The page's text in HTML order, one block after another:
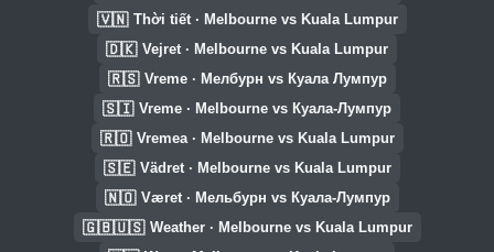
🇻🇳 Thời tiết · Melbourne vs Kuala Lumpur
🇩🇰 Vejret · Melbourne vs Kuala Lumpur
🇷🇸 Vreme · Мелбурн vs Куала Лумпур
🇸🇮 Vreme · Melbourne vs Куала-Лумпур
🇷🇴 Vremea · Melbourne vs Kuala Lumpur
🇸🇪 Vädret · Melbourne vs Kuala Lumpur
🇳🇴 Været · Мельбурн vs Куала-Лумпур
🇬🇧🇺🇸 Weather · Melbourne vs Kuala Lumpur